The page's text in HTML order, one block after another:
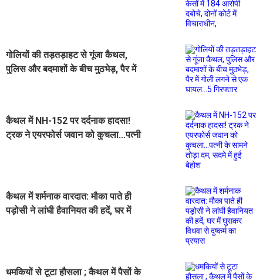
गोलियों की तड़तड़ाहट से गूंजा कैथल,
पुलिस और बदमाशों के बीच मुठभेड़, पैर में
कैथल में NH-152 पर दर्दनाक हादसा!
ट्रक ने एयरफोर्स जवान को कुचला...पत्नी
कैथल में शर्मनाक वारदात: मौका पाते ही
पड़ोसी ने लांघी हैवानियत की हदें, घर में
धमकियों से टूटा हौसला ; कैथल में पैसों के